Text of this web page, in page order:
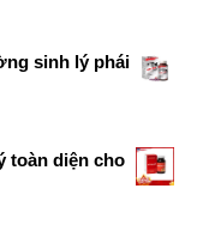
sinh lý phái
toàn diện cho